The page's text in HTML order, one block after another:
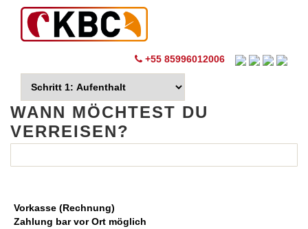
+55 85996012006
WANN MÖCHTEST DU
VERREISEN?
Vorkasse (Rechnung)
Zahlung bar vor Ort möglich